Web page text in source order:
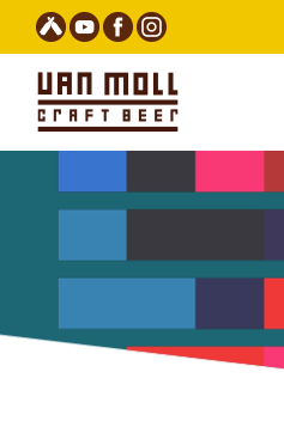
inhoud
Webshop (unavailable)
Alle bieren
Verhalen